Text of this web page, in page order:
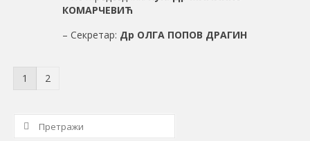
КОМАРЧЕВИЋ
– Секретар: Др ОЛГА ПОПОВ ДРАГИН
1 2
Сеарцх
фор: